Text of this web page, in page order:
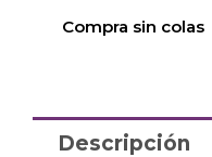
Compra sin colas
Descripción